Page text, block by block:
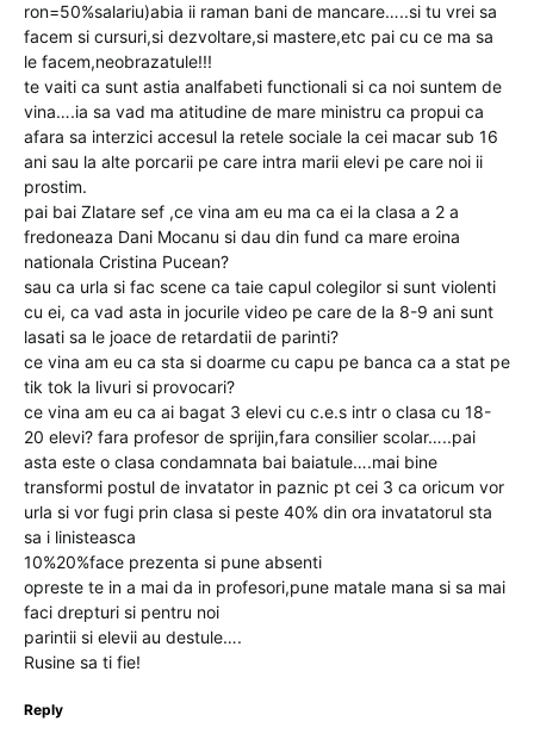
ron=50%salariu)abia ii raman bani de mancare…..si tu vrei sa
facem si cursuri,si dezvoltare,si mastere,etc pai cu ce ma sa
le facem,neobrazatule!!!
te vaiti ca sunt astia analfabeti functionali si ca noi suntem de
vina….ia sa vad ma atitudine de mare ministru ca propui ca
afara sa interzici accesul la retele sociale la cei macar sub 16
ani sau la alte porcarii pe care intra marii elevi pe care noi ii
prostim.
pai bai Zlatare sef ,ce vina am eu ma ca ei la clasa a 2 a
fredoneaza Dani Mocanu si dau din fund ca mare eroina
nationala Cristina Pucean?
sau ca urla si fac scene ca taie capul colegilor si sunt violenti
cu ei, ca vad asta in jocurile video pe care de la 8-9 ani sunt
lasati sa le joace de retardatii de parinti?
ce vina am eu ca sta si doarme cu capu pe banca ca a stat pe
tik tok la livuri si provocari?
ce vina am eu ca ai bagat 3 elevi cu c.e.s intr o clasa cu 18-
20 elevi? fara profesor de sprijin,fara consilier scolar…..pai
asta este o clasa condamnata bai baiatule….mai bine
transformi postul de invatator in paznic pt cei 3 ca oricum vor
urla si vor fugi prin clasa si peste 40% din ora invatatorul sta
sa i linisteasca
10%20%face prezenta si pune absenti
opreste te in a mai da in profesori,pune matale mana si sa mai
faci drepturi si pentru noi
parintii si elevii au destule….
Rusine sa ti fie!
Reply